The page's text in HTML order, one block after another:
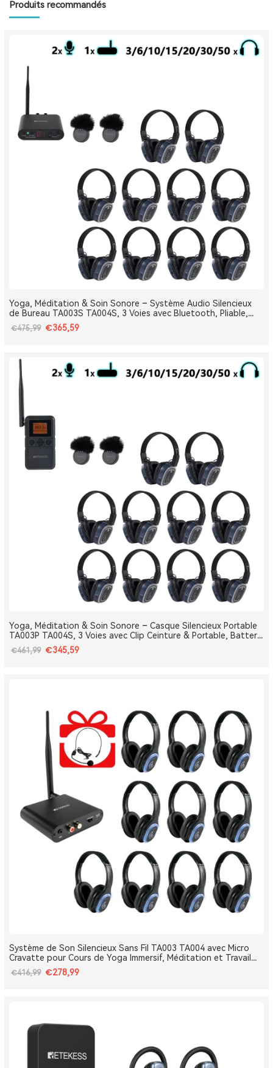
Produits recommandés
Yoga, Méditation & Soin Sonore – Système Audio Silencieux
de Bureau TA003S TA004S, 3 Voies avec Bluetooth, Pliable,
Type-C, Bass Boost
€475,99 €365,59
Yoga, Méditation & Soin Sonore – Casque Silencieux Portable
TA003P TA004S, 3 Voies avec Clip Ceinture & Portable, Batterie
Amovible, Bluetooth, Bass Boost
€461,99 €345,59
Système de Son Silencieux Sans Fil TA003 TA004 avec Micro
Cravatte pour Cours de Yoga Immersif, Méditation et Travail
Respiratoire
€416,99 €278,99